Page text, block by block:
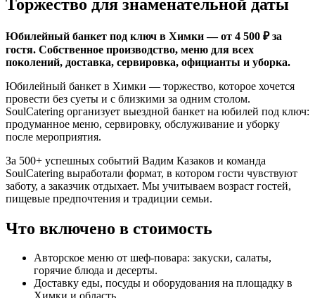
Торжество для знаменательной даты
Юбилейный банкет под ключ в Химки — от 4 500 ₽ за
гостя. Собственное производство, меню для всех
поколений, доставка, сервировка, официанты и уборка.
Юбилейный банкет в Химки — торжество, которое хочется
провести без суеты и с близкими за одним столом.
SoulCatering организует выездной банкет на юбилей под ключ:
продуманное меню, сервировку, обслуживание и уборку
после мероприятия.
За 500+ успешных событий Вадим Казаков и команда
SoulCatering выработали формат, в котором гости чувствуют
заботу, а заказчик отдыхает. Мы учитываем возраст гостей,
пищевые предпочтения и традиции семьи.
Что включено в стоимость
Авторское меню от шеф-повара: закуски, салаты,
горячие блюда и десерты.
Доставку еды, посуды и оборудования на площадку в